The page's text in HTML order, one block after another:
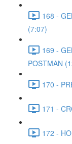
168 -
(7:07)
169 -
POSTMAN
170 -
171 -
172 -